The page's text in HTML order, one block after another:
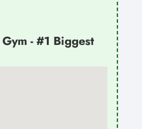
- #1 Biggest